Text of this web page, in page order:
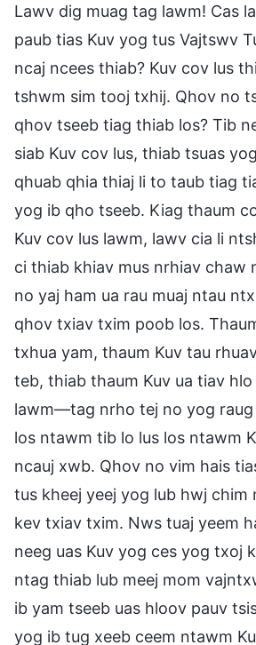
Lawv dig muag tag lawm! Cas
paub tias Kuv yog tus Vajtswv
ncaj ncees thiab? Kuv cov lus
tshwm sim tooj txhij. Qhov no
qhov tseeb tiag thiab los? Tib
siab Kuv cov lus, thiab tsuas
qhuab qhia thiaj li to taub tiag
yog ib qho tseeb. Kiag thaum
Kuv cov lus lawm, lawv cia li
ci thiab khiav mus nrhiav chaw
no yaj ham ua rau muaj ntau
qhov txiav txim poob los.
txhua yam, thaum Kuv tau
teb, thiab thaum Kuv ua tiav
lawm—tag nrho tej no yog raug
los ntawm tib lo lus los ntawm
ncauj xwb. Qhov no vim hais
tus kheej yeej yog lub hwj chim
kev txiav txim. Nws tuaj yeem
neeg uas Kuv yog ces yog txoj
ntag thiab lub meej mom
ib yam tseeb uas hloov pauv
yog ib tug xeeb ceem ntawm